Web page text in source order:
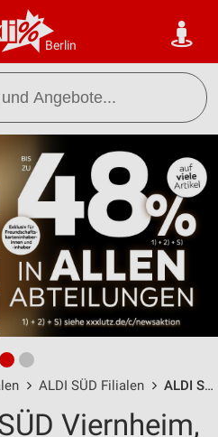
Berlin
ALDI SÜD Filialen ALDI SÜD Viernheim / Robert-Schuman-Straße 8 - Öffnungszeiten & Adresse
Viernheim,